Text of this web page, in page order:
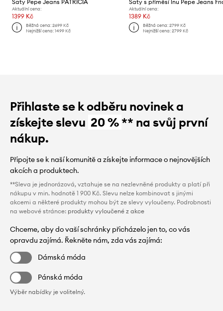
Šaty Pepe Jeans PATRICIA
Aktuální cena:
1399 Kč
Běžná cena:2699 Kč
Nejnižší cena:1499 Kč
Šaty s příměsí lnu Pepe Jeans
Aktuální cena:
1389 Kč
Běžná cena: 2799 Kč
Nejnižší cena: 2799 Kč
Přihlaste se k odběru novinek a
získejte slevu 20 %** na svůj první
nákup.
Připojte se k naší komunitě a získejte informace o nejnovějších
akcích a produktech.
**Sleva je jednorázová, vztahuje se na nezlevněné produkty a platí při
nákupu v min. hodnotě 1 900 Kč. Slevu nelze kombinovat s jinými
akcemi a některé produkty mohou být ze slevy vyloučeny. Podrobnosti
na webové stránce: produkty vyloučené z akce
Chceme, aby do vaší schránky přicházelo jen to, co vás
opravdu zajímá. Řekněte nám, zda vás zajímá:
Dámská móda
Pánská móda
Výběr nabídky je volitelný.